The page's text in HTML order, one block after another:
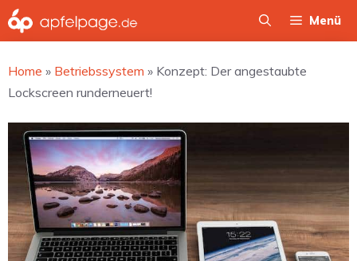
Zum
Inhalt
Menü
Home » Betriebssystem » Konzept: Der angestaubte
Lockscreen runderneuert!